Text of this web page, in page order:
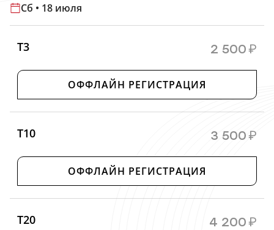
Сб • 18 июля
T3 2 500₽
ОФФЛАЙН РЕГИСТРАЦИЯ
T10 3 500₽
ОФФЛАЙН РЕГИСТРАЦИЯ
T20 4 200₽